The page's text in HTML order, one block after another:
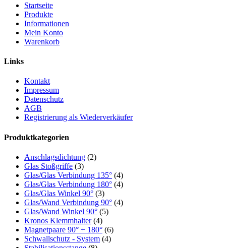
Startseite
Produkte
Informationen
Mein Konto
Warenkorb
Links
Kontakt
Impressum
Datenschutz
AGB
Registrierung als Wiederverkäufer
Produktkategorien
Anschlagsdichtung (2)
Glas Stoßgriffe (3)
Glas/Glas Verbindung 135° (4)
Glas/Glas Verbindung 180° (4)
Glas/Glas Winkel 90° (3)
Glas/Wand Verbindung 90° (4)
Glas/Wand Winkel 90° (5)
Kronos Klemmhalter (4)
Magnetpaare 90° + 180° (6)
Schwallschutz - System (4)